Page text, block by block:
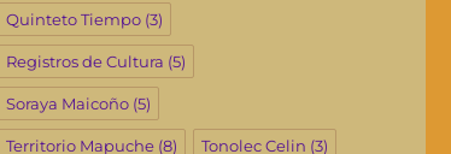
Quinteto Tiempo(3)
Registros de Cultura (5)
Soraya Maicoño(5)
Territorio Mapuche(8) Tonolec Celin (3)